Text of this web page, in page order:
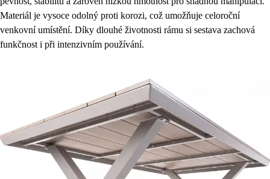
Materiál je vysoce odolný proti korozi, což umožňuje celoroční
venkovní umístění. Díky dlouhé životnosti rámu si sestava zachová
funkčnost i při intenzivním používání.